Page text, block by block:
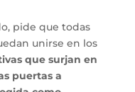
pide que todas
unirse en los
que surjan en
puertas a